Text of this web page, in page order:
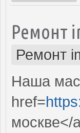
Ремонт
Ремонт
Наша
href=
москве</